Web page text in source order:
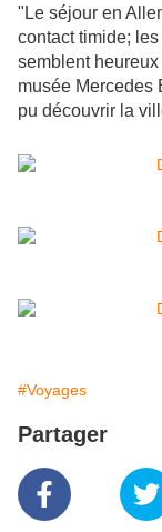
"Le séjour en
contact timide;
semblent
musée Mercedes
pu découvrir la
#Voyages
Partager